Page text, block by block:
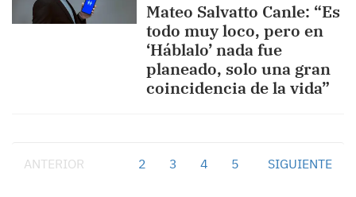
Mateo Salvatto Canle: “Es
todo muy loco, pero en
‘Háblalo’ nada fue
planeado, solo una gran
coincidencia de la vida”
ANTERIOR 2 3 4 5 SIGUIENTE